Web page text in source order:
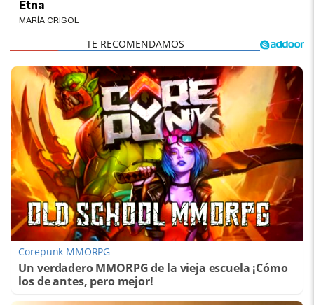
Etna
MARÍA CRISOL
Corepunk MMORPG
Un verdadero MMORPG de la vieja escuela ¡Cómo
los de antes, pero mejor!